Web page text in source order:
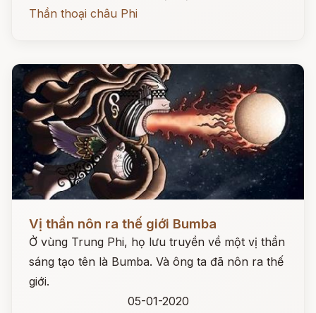
Thần thoại châu Phi
Đọc ngay
Vị thần nôn ra thế giới Bumba
Ở vùng Trung Phi, họ lưu truyền về một vị thần
sáng tạo tên là Bumba. Và ông ta đã nôn ra thế
giới.
05-01-2020